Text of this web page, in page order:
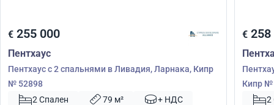
€ 255 000
Пентхаус
Пентхаус с 2 спальнями в Ливадия, Ларнака, Кипр
№ 52898
2 Спален
79 м² + НДС
€ 258
Кипр №
2